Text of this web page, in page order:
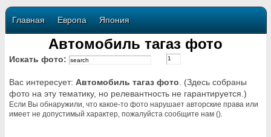
Главная Европа Япония
Автомобиль тагаз фото
Искать фото:
Вас интересует: Автомобиль тагаз фото . (Здесь собраны
фото на эту тематику, но релевантность не гарантируется.)
Если Вы обнаружили, что какое-то фото нарушает авторские права или
имеет не допустимый характер, пожалуйста сообщите нам ().